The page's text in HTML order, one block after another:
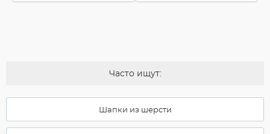
Часто ищут:
Шапки из шерсти